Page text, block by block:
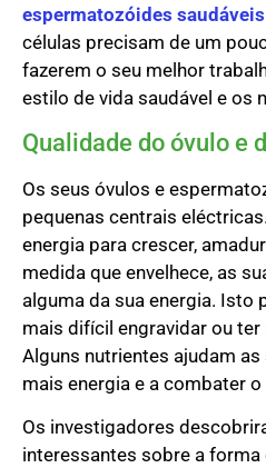
espermatozóides saudáveis
células precisam de um
fazerem o seu melhor
estilo de vida saudável e os
Qualidade do óvulo e
Os seus óvulos e
pequenas centrais
energia para crescer,
medida que envelhece, as
alguma da sua energia. Isto
mais difícil engravidar ou ter
Alguns nutrientes ajudam
mais energia e a combater
Os investigadores
interessantes sobre a